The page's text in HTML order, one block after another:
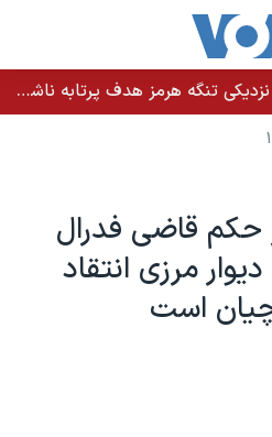
یک کشتی در آب‌های عمان در نزدیکی تنگه هرمز هدف پرتابه ناشناس قرار گرفت
حکم قاضی فدرال
مرزی انتقاد
است